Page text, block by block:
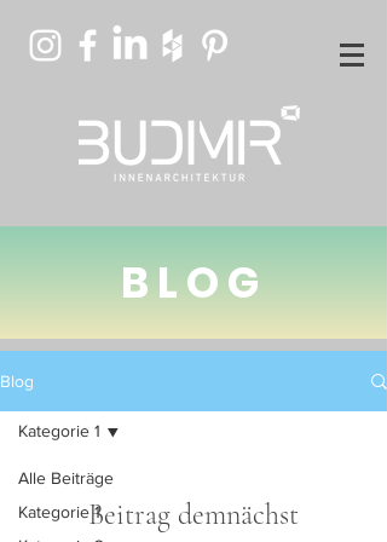
BLOG
Blog
Alle Beiträge
Kategorie 1
Kategorie 1
Beitrag demnächst